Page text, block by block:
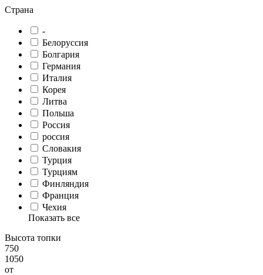
Страна
-
Белоруссия
Болгария
Германия
Италия
Корея
Литва
Польша
Россия
россия
Словакия
Турция
Турциям
Финляндия
Франция
Чехия
Показать все
Высота топки
750
1050
от